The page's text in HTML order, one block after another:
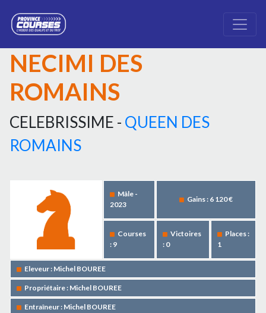
NECIMI DES
ROMAINS
CELEBRISSIME - QUEEN DES
ROMAINS
Mâle -
2023
Gains : 6 120 €
Courses
: 9
Victoires
: 0
Places :
1
Eleveur : Michel BOUREE
Propriétaire : Michel BOUREE
Entraîneur : Michel BOUREE